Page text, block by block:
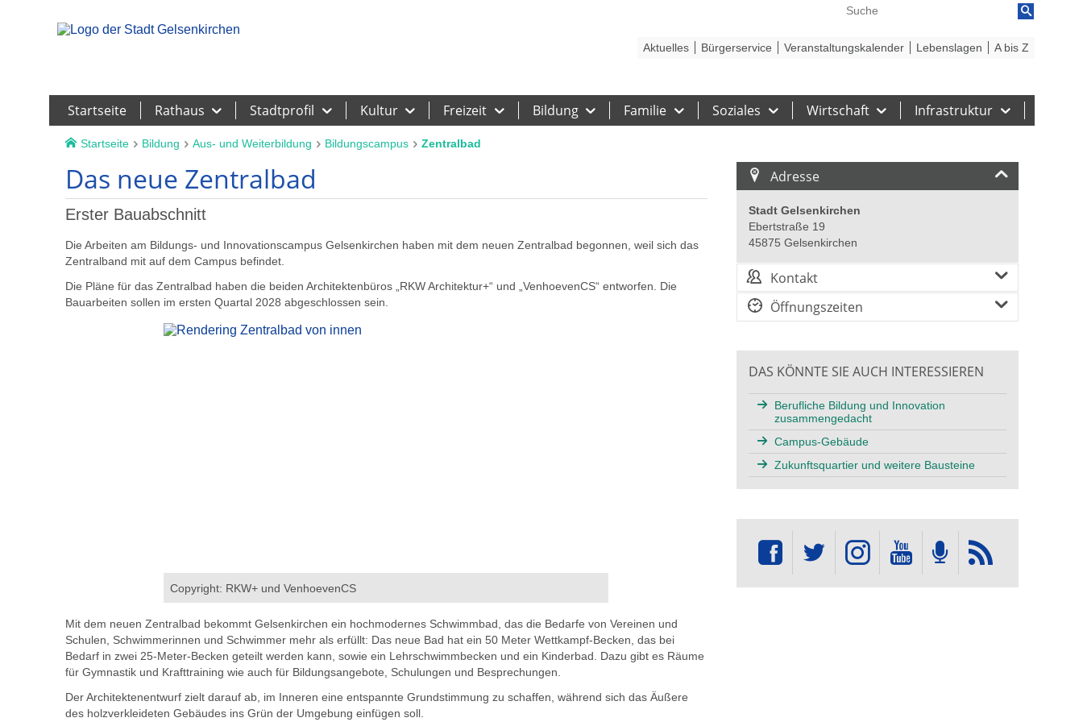
Startseite Rathaus Stadtprofil Kultur Freizeit Bildung Familie Soziales Wirtschaft Infrastruktur
Aktuelles Bürgerservice Veranstaltungskalender Lebenslagen A bis Z
Startseite Bildung Aus- und Weiterbildung Bildungscampus Zentralbad
Das neue Zentralbad
Erster Bauabschnitt
Die Arbeiten am Bildungs- und Innovationscampus Gelsenkirchen haben mit dem neuen Zentralbad begonnen, weil sich das
Zentralband mit auf dem Campus befindet.
Die Pläne für das Zentralbad haben die beiden Architektenbüros „RKW Architektur+“ und „VenhoevenCS“ entworfen. Die
Bauarbeiten sollen im ersten Quartal 2028 abgeschlossen sein.
Copyright: RKW+ und VenhoevenCS
Mit dem neuen Zentralbad bekommt Gelsenkirchen ein hochmodernes Schwimmbad, das die Bedarfe von Vereinen und
Schulen, Schwimmerinnen und Schwimmer mehr als erfüllt: Das neue Bad hat ein 50 Meter Wettkampf-Becken, das bei
Bedarf in zwei 25-Meter-Becken geteilt werden kann, sowie ein Lehrschwimmbecken und ein Kinderbad. Dazu gibt es Räume
für Gymnastik und Krafttraining wie auch für Bildungsangebote, Schulungen und Besprechungen.
Der Architektenentwurf zielt darauf ab, im Inneren eine entspannte Grundstimmung zu schaffen, während sich das Äußere
des holzverkleideten Gebäudes ins Grün der Umgebung einfügen soll.
Adresse
Stadt Gelsenkirchen
Ebertstraße 19
45875 Gelsenkirchen
Kontakt
Öffnungszeiten
DAS KÖNNTE SIE AUCH INTERESSIEREN
Berufliche Bildung und Innovation
zusammengedacht
Campus-Gebäude
Zukunftsquartier und weitere Bausteine